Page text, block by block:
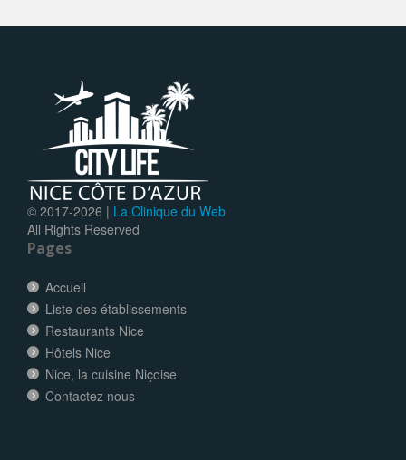
© 2017-2026 | La Clinique du Web
All Rights Reserved
Pages
Accueil
Liste des établissements
Restaurants Nice
Hôtels Nice
Nice, la cuisine Niçoise
Contactez nous